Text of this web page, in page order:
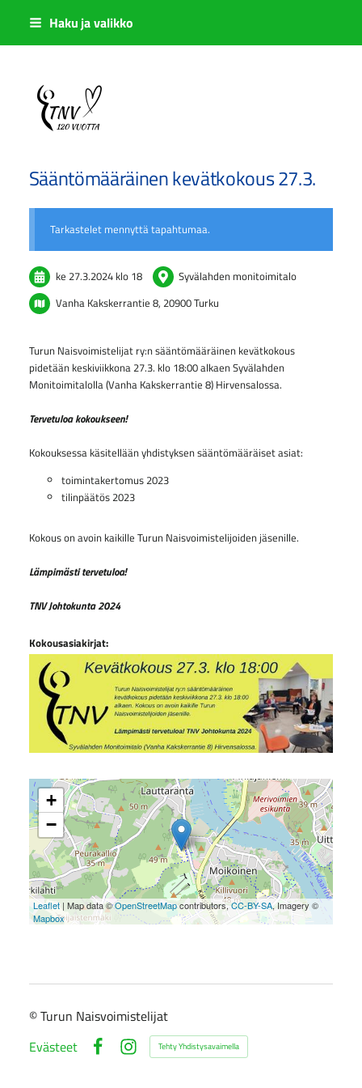
Siirry
sisältöön
Haku ja valikko
Sivuston etusivulle
Sääntömääräinen kevätkokous 27.3.
Tarkastelet mennyttä tapahtumaa.
ke 27.3.2024 klo 18
Syvälahden monitoimitalo
Vanha Kakskerrantie 8, 20900 Turku
Turun Naisvoimistelijat ry:n sääntömääräinen kevätkokous
pidetään keskiviikkona 27.3. klo 18:00 alkaen Syvälahden
Monitoimitalolla (Vanha Kakskerrantie 8) Hirvensalossa.
Tervetuloa kokoukseen!
Kokouksessa käsitellään yhdistyksen sääntömääräiset asiat:
toimintakertomus 2023
tilinpäätös 2023
Kokous on avoin kaikille Turun Naisvoimistelijoiden jäsenille.
Lämpimästi tervetuloa!
TNV Johtokunta 2024
Kokousasiakirjat:
+
−
Leaflet| Map data ©OpenStreetMapcontributors,CC-BY-SA, Imagery ©
Mapbox
©Turun Naisvoimistelijat
Evästeet
FacebookInstagram
Tehty Yhdistysavaimella